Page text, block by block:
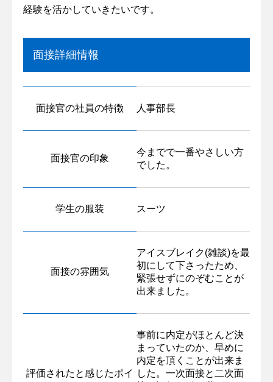
経験を活かしていきたいです。
面接詳細情報
面接官の社員の特徴 人事部長
面接官の印象
今までで一番やさしい方
でした。
学生の服装 スーツ
面接の雰囲気
アイスブレイク(雑談)を最
初にして下さったため、
緊張せずにのぞむことが
出来ました。
評価されたと感じたポイ
事前に内定がほとんど決
まっていたのか、早めに
内定を頂くことが出来ま
した。一次面接と二次面